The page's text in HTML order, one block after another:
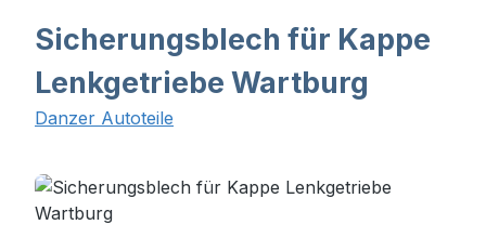
Sicherungsblech für Kappe
Lenkgetriebe Wartburg
Danzer Autoteile
Bildergalerie überspringen